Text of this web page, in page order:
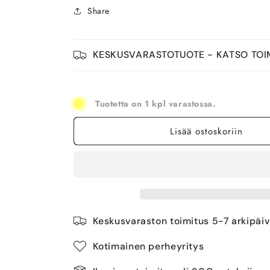
Share
KESKUSVARASTOTUOTE - KATSO
Tuotetta on 1 kpl varastossa.
Lisää ostoskoriin
Keskusvaraston toimitus 5-7
Kotimainen perheyritys